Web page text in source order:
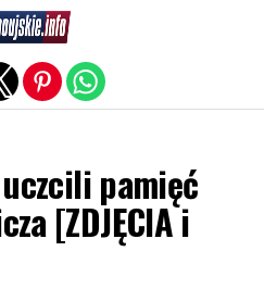
pamięć
[ZDJĘCIA i
version